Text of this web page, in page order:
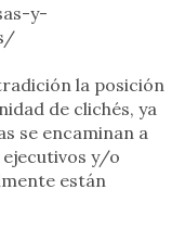
y-
la posición
de clichés, ya
se encaminan a
y/o
están